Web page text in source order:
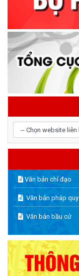
Văn bản chỉ đạo
Văn bản pháp quy
Văn bản bầu cử